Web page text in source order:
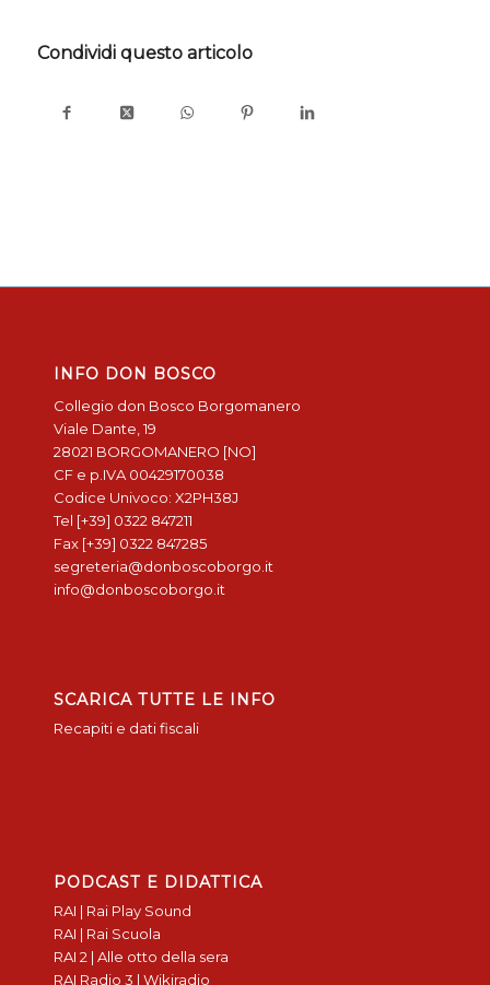
Condividi questo articolo
INFO DON BOSCO
Collegio don Bosco Borgomanero
Viale Dante, 19
28021 BORGOMANERO [NO]
CF e p.IVA 00429170038
Codice Univoco: X2PH38J
Tel [+39] 0322 847211
Fax [+39] 0322 847285
segreteria@donboscoborgo.it
info@donboscoborgo.it
SCARICA TUTTE LE INFO
Recapiti e dati fiscali
PODCAST E DIDATTICA
RAI | Rai Play Sound
RAI | Rai Scuola
RAI 2 | Alle otto della sera
RAI Radio 3 | Wikiradio